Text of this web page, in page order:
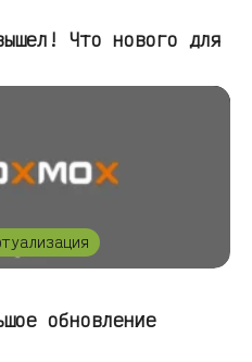
Что нового для
обновление